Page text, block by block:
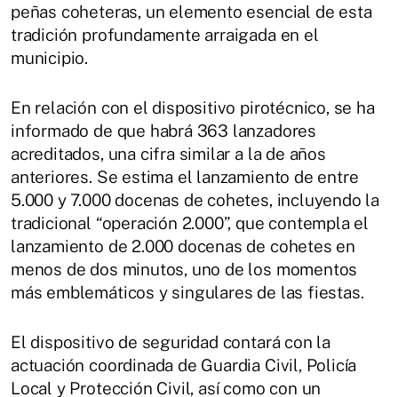
peñas coheteras, un elemento esencial de esta
tradición profundamente arraigada en el
municipio.
En relación con el dispositivo pirotécnico, se ha
informado de que habrá 363 lanzadores
acreditados, una cifra similar a la de años
anteriores. Se estima el lanzamiento de entre
5.000 y 7.000 docenas de cohetes, incluyendo la
tradicional “operación 2.000”, que contempla el
lanzamiento de 2.000 docenas de cohetes en
menos de dos minutos, uno de los momentos
más emblemáticos y singulares de las fiestas.
El dispositivo de seguridad contará con la
actuación coordinada de Guardia Civil, Policía
Local y Protección Civil, así como con un